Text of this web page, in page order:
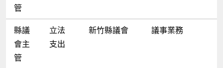
管
縣議
會主
管
立法
支出
新竹縣議會 議事業務